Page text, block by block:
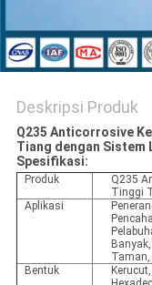
Deskripsi Produk
Q235 Anticorrosive
Tiang dengan Sistem
Spesifikasi:
Produk
Q235
Tinggi
Aplikasi
Taman,
Bentuk